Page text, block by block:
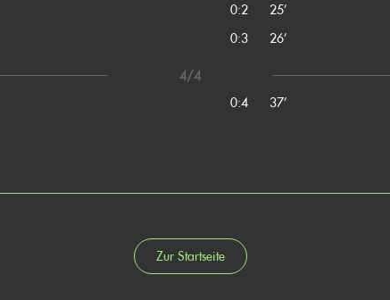
0:2
25’
0:3
26’
4/4
0:4
37’
Zur Startseite